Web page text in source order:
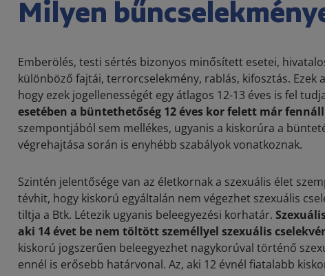
Milyen
Emberölés, testi sértés bizonyos minősített esetei,
különböző fajtái, terrorcselekmény, rablás, kifosztás. Ezek
hogy ezek jogellenességét egy átlagos 12-13 éves is fel
esetében a büntethetőség 12 éves kor felett már
szempontjából sem mellékes, ugyanis a kiskorúra a
végrehajtása során is enyhébb szabályok vonatkoznak.
Szintén jelentősége van az életkornak a szexuális élet
tévhit, hogy kiskorú egyáltalán nem végezhet szexuális
tiltja a Btk. Létezik ugyanis beleegyezési korhatár.
aki 14 évet be nem töltött személlyel szexuális
kiskorú jogszerűen beleegyezhet nagykorúval történő
ennél is erősebb határvonal. Az, aki 12 évnél fiatalabb